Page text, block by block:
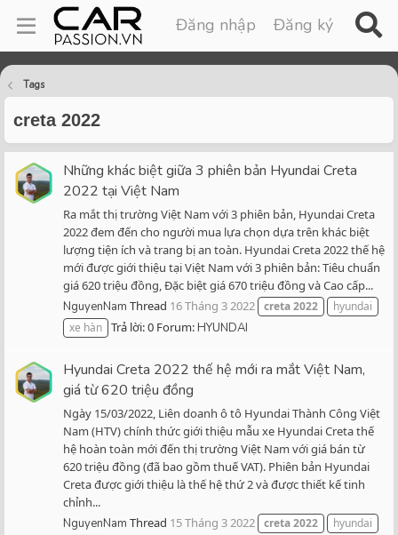
Đăng nhập Đăng ký
Tags
creta 2022
Những khác biệt giữa 3 phiên bản Hyundai Creta
2022 tại Việt Nam
Ra mắt thị trường Việt Nam với 3 phiên bản, Hyundai Creta
2022 đem đến cho người mua lựa chọn dựa trên khác biệt
lượng tiện ích và trang bị an toàn. Hyundai Creta 2022 thế hệ
mới được giới thiệu tại Việt Nam với 3 phiên bản: Tiêu chuẩn
giá 620 triệu đồng, Đặc biệt giá 670 triệu đồng và Cao cấp...
NguyenNam Thread 16 Tháng 3 2022 creta2022
hyundai
xe hàn Trả lời: 0 Forum:HYUNDAI
Hyundai Creta 2022 thế hệ mới ra mắt Việt Nam,
giá từ 620 triệu đồng
Ngày 15/03/2022, Liên doanh ô tô Hyundai Thành Công Việt
Nam (HTV) chính thức giới thiệu mẫu xe Hyundai Creta thế
hệ hoàn toàn mới đến thị trường Việt Nam với giá bán từ
620 triệu đồng (đã bao gồm thuế VAT). Phiên bản Hyundai
Creta được giới thiệu là thế hệ thứ 2 và được thiết kế tinh
chỉnh...
NguyenNam Thread 15 Tháng 3 2022 creta2022
hyundai